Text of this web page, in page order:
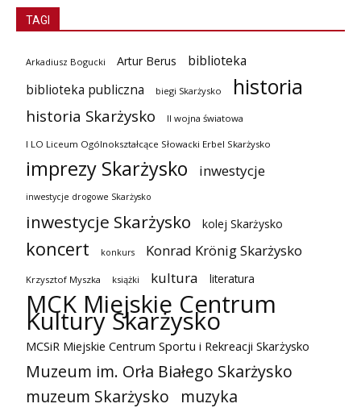
TAGI
Arkadiusz Bogucki Artur Berus
biblioteka
biblioteka publiczna
biegi Skarżysko historia
historia Skarżysko II wojna światowa
I LO Liceum Ogólnokształcące Słowacki Erbel Skarżysko
imprezy Skarżysko inwestycje
inwestycje drogowe Skarżysko
inwestycje Skarżysko kolej Skarżysko
koncert konkurs Konrad Krönig Skarżysko
Krzysztof Myszka książki kultura literatura
MCK Miejskie Centrum
Kultury Skarżysko
MCSiR Miejskie Centrum Sportu i Rekreacji Skarżysko
Muzeum im. Orła Białego Skarżysko
muzeum Skarżysko
muzyka